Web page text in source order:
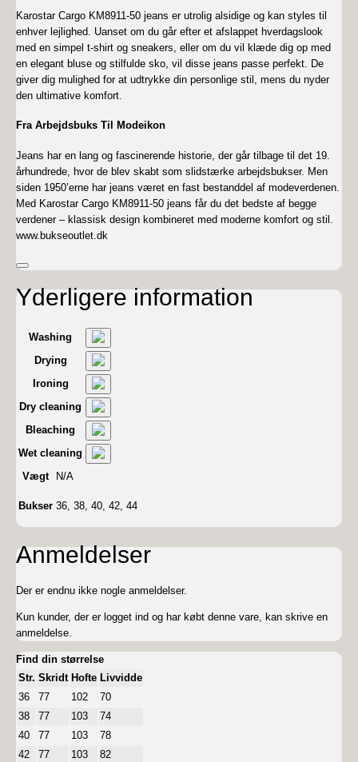
Karostar Cargo KM8911-50 jeans er utrolig alsidige og kan styles til
enhver lejlighed. Uanset om du går efter et afslappet hverdagslook
med en simpel t-shirt og sneakers, eller om du vil klæde dig op med
en elegant bluse og stilfulde sko, vil disse jeans passe perfekt. De
giver dig mulighed for at udtrykke din personlige stil, mens du nyder
den ultimative komfort.
Fra Arbejdsbuks Til Modeikon
Jeans har en lang og fascinerende historie, der går tilbage til det 19.
århundrede, hvor de blev skabt som slidstærke arbejdsbukser. Men
siden 1950’erne har jeans været en fast bestanddel af modeverdenen.
Med Karostar Cargo KM8911-50 jeans får du det bedste af begge
verdener – klassisk design kombineret med moderne komfort og stil.
www.bukseoutlet.dk
Yderligere information
Washing
Drying
Ironing
Dry cleaning
Bleaching
Wet cleaning
Vægt
N/A
Bukser 36, 38, 40, 42, 44
Anmeldelser
Der er endnu ikke nogle anmeldelser.
Kun kunder, der er logget ind og har købt denne vare, kan skrive en
anmeldelse.
Find din størrelse
Str. Skridt Hofte Livvidde
36
77 102
70
38
77 103
74
40
77 103
78
42
77 103
82